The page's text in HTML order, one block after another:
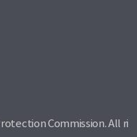
Commission. All ri